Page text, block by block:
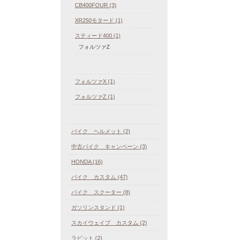
CB400FOUR (3)
XR250モタード (1)
スティード400 (1)
フォルツァZ
フォルツァX (1)
フォルツァZ (1)
バイク ヘルメット (2)
中古バイク キャンペーン (3)
HONDA (16)
バイク カスタム (47)
バイク スクーター (8)
ガソリンスタンド (1)
スカイウェイブ カスタム (2)
ラビット (2)